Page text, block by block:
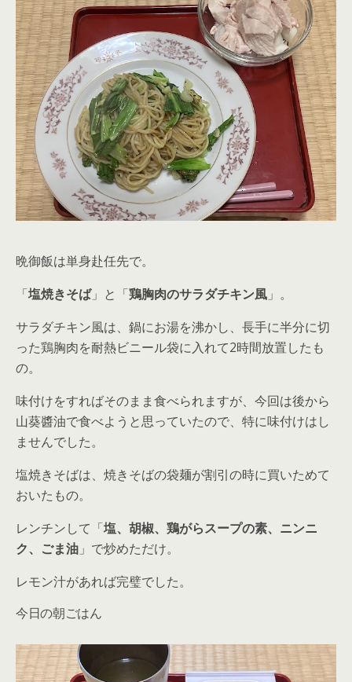
晩御飯は単身赴任先で。
「塩焼きそば」と「鶏胸肉のサラダチキン風 」。
サラダチキン風は、鍋にお湯を沸かし、長手に半分に切
った鶏胸肉を耐熱ビニール袋に入れて2時間放置したも
の。
味付けをすればそのまま食べられますが、今回は後から
山葵醬油で食べようと思っていたので、特に味付けはし
ませんでした。
塩焼きそばは、焼きそばの袋麺が割引の時に買いためて
おいたもの。
レンチンして「塩、胡椒、鶏がらスープの素、ニンニ
ク、ごま油 」で炒めただけ。
レモン汁があれば完璧でした。
今日の朝ごはん